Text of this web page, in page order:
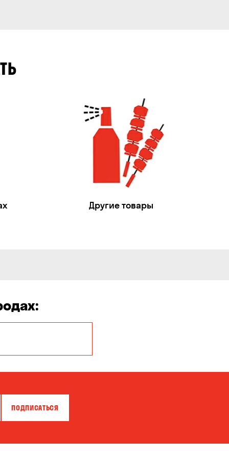
Другие товары
Бровары
Гатное
ПОДПИСАТЬСЯ